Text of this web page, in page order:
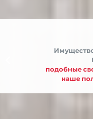
подобные
наше